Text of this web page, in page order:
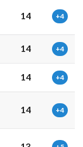
14 +4
14 +4
14 +4
14 +4